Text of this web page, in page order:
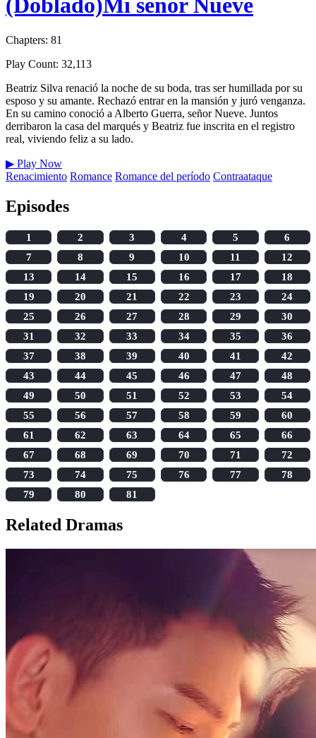
(Doblado)Mi señor Nueve
Chapters: 81
Play Count: 32,113
Beatriz Silva renació la noche de su boda, tras ser humillada por su
esposo y su amante. Rechazó entrar en la mansión y juró venganza.
En su camino conoció a Alberto Guerra, señor Nueve. Juntos
derribaron la casa del marqués y Beatriz fue inscrita en el registro
real, viviendo feliz a su lado.
▶ Play Now
Renacimiento Romance Romance del período Contraataque
Episodes
1 2 3 4 5
6
7
8 9 10 11
12
13
14 15 16 17
18
19
20 21 22 23
24
25
26 27 28 29
30
31
32 33 34 35
36
37
38 39 40 41
42
43
44 45 46 47
48
49
50 51 52 53
54
55
56 57 58 59
60
61
62 63 64 65
66
67
68 69 70 71
72
73
74 75 76 77
78
79
80 81
Related Dramas